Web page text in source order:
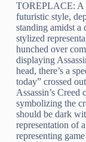
TOREPLACE: A
futuristic style,
standing amidst a
stylized
hunched over
displaying
head, there’s a
today” crossed
Assassin’s
symbolizing the
should be dark
representation of
representing